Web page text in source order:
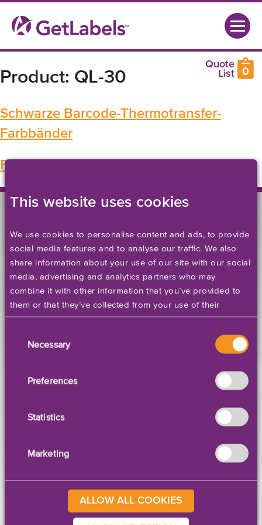
This website uses cookies
We use cookies to personalise content and ads, to provide
social media features and to analyse our traffic. We also
share information about your use of our site with our social
media, advertising and analytics partners who may
combine it with other information that you’ve provided to
them or that they’ve collected from your use of their
services. Please set your cookie preferences below.
SelectionNecessary
Preferences
Statistics
Marketing
ALLOW ALL COOKIES
0
Product: QL-30
Schwarze Barcode-Thermotransfer-
Farbbänder
Farbige Thermotransfer-Farbbänder
Etikettenmaterialien
Mit mehr als 25 Jahren Erfahrung mit Kunden auf
der ganzen Welt versteht GetLabels den
zunehmenden Bedarf an angemessener
Verpackung und Markenbildung. Das folgende
Etikettenmaterialien.
DAS PAPIER HERUNTERLADEN